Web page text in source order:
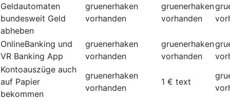
Geldautomaten
bundesweit Geld
abheben
gruenerhaken
vorhanden
gruenerhaken
vorhanden
OnlineBanking und
VR Banking App
gruenerhaken
vorhanden
gruenerhaken
vorhanden
Kontoauszüge auch
auf Papier
bekommen
gruenerhaken
vorhanden
1 € text